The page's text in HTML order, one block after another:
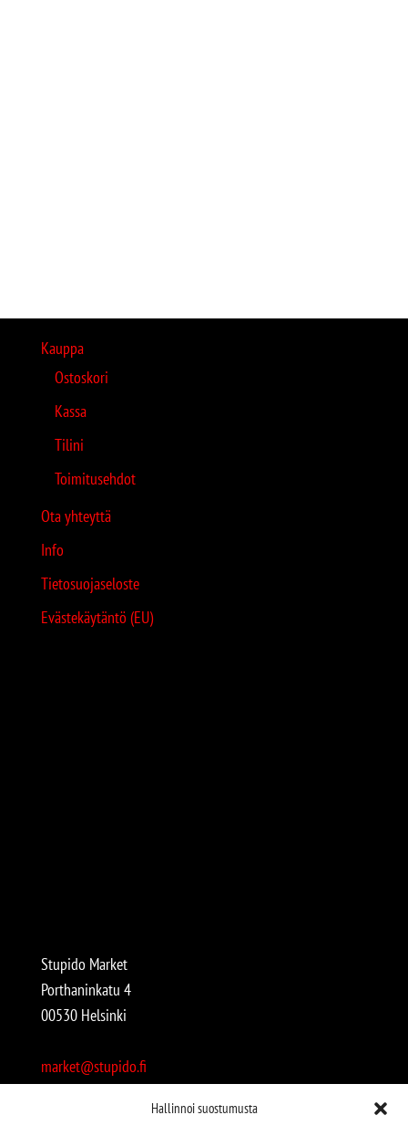
Hallinnoi suostumusta
Kauppa
Ostoskori
Kassa
Tilini
Toimitusehdot
Ota yhteyttä
Info
Tietosuojaseloste
Evästekäytäntö (EU)
Stupido Market
Porthaninkatu 4
00530 Helsinki
market@stupido.fi